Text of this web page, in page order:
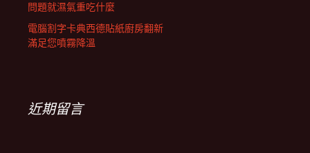
問題就濕氣重吃什麼
電腦割字卡典西德貼紙廚房翻新
滿足您噴霧降溫
近期留言